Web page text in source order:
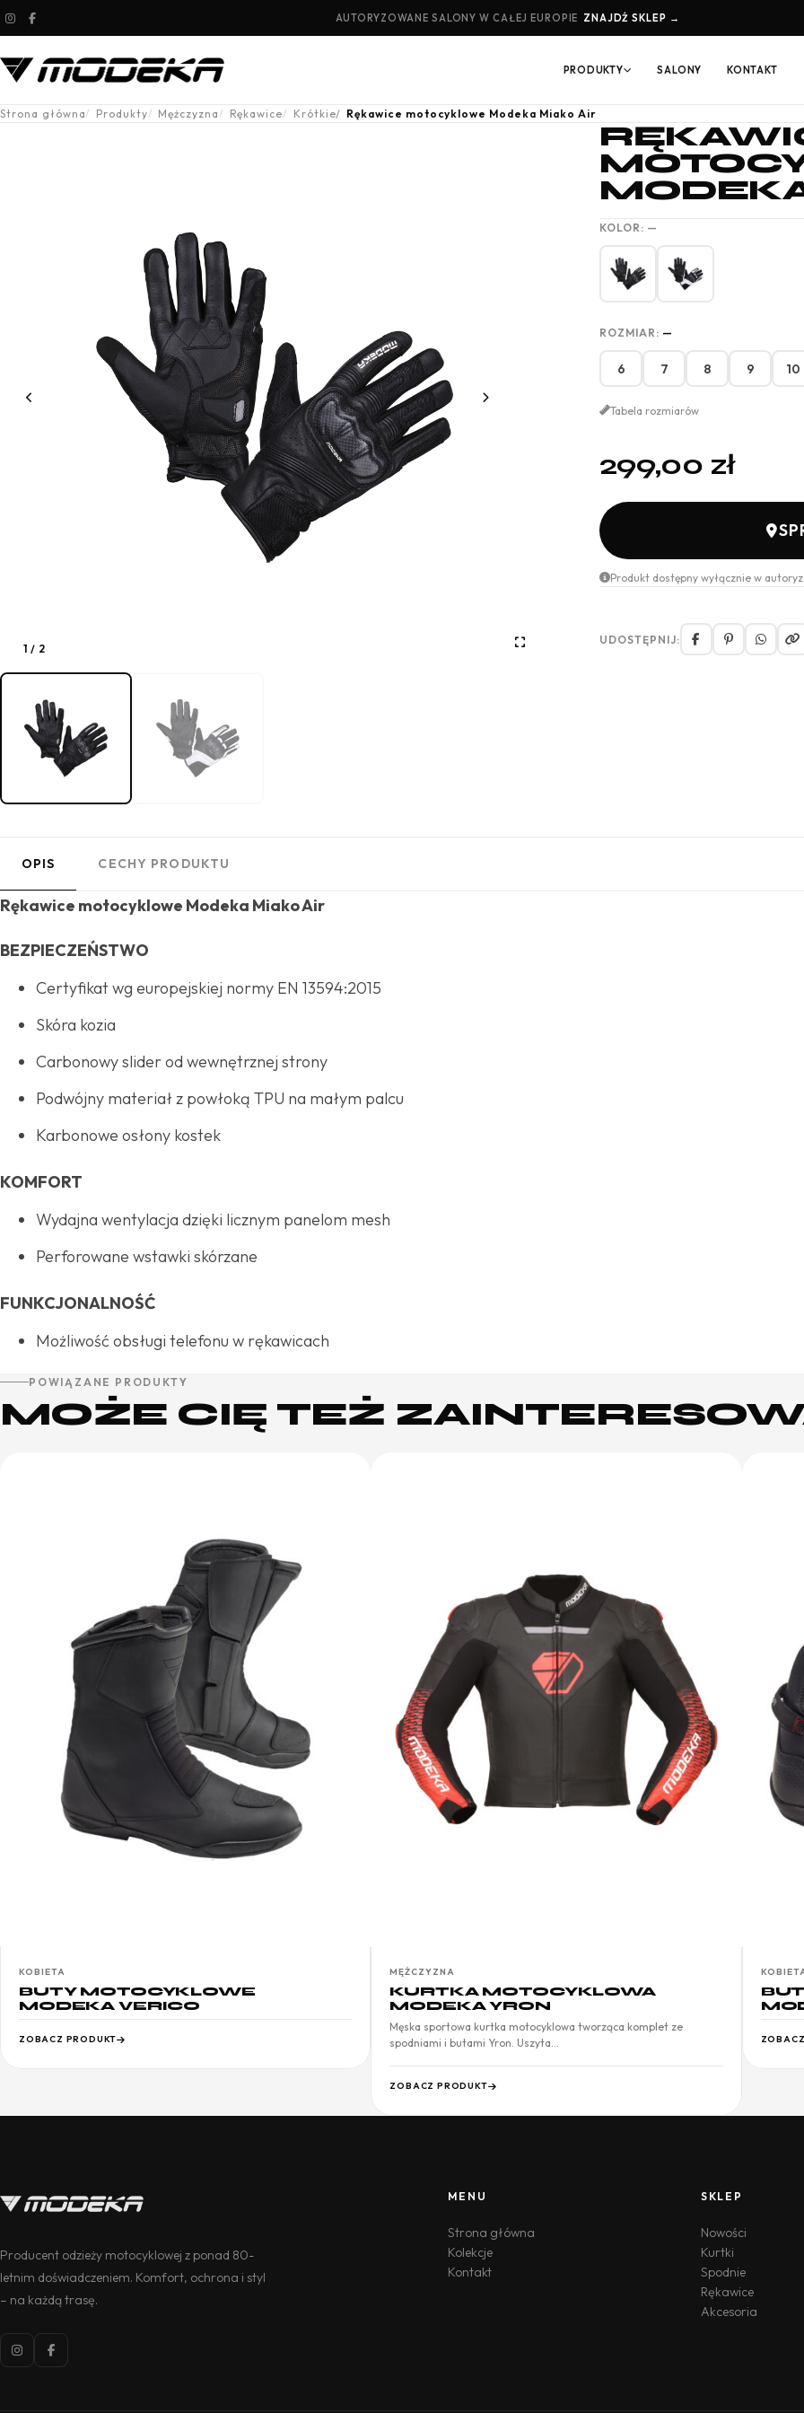
AUTORYZOWANE SALONY W CAŁEJ EUROPIE ZNAJDŹ SKLEP →
PRODUKTY SALONY KONTAKT
Strona główna Produkty Mężczyzna Rękawice Krótkie Rękawice motocyklowe Modeka Miako Air
1 / 2
KOLOR: —
ROZMIAR: —
6 7 8 9 10
Tabela rozmiarów
299,00 zł
Produkt dostępny wyłącznie w
UDOSTĘPNIJ:
OPIS CECHY PRODUKTU
Rękawice motocyklowe Modeka Miako Air
BEZPIECZEŃSTWO
Certyfikat wg europejskiej normy EN 13594:2015
Skóra kozia
Carbonowy slider od wewnętrznej strony
Podwójny materiał z powłoką TPU na małym palcu
Karbonowe osłony kostek
KOMFORT
Wydajna wentylacja dzięki licznym panelom mesh
Perforowane wstawki skórzane
FUNKCJONALNOŚĆ
Możliwość obsługi telefonu w rękawicach
POWIĄZANE PRODUKTY
MOŻE CIĘ TEŻ
KOBIETA
BUTY MOTOCYKLOWE
MODEKA VERICO
ZOBACZ PRODUKT
MĘŻCZYZNA
KURTKA MOTOCYKLOWA
MODEKA YRON
Męska sportowa kurtka motocyklowa tworząca komplet ze
spodniami i butami Yron. Uszyta…
ZOBACZ PRODUKT
Producent odzieży motocyklowej z ponad 80-
letnim doświadczeniem. Komfort, ochrona i styl
– na każdą trasę.
MENU
Strona główna
Kolekcje
Kontakt
SKLEP
Nowości
Kurtki
Spodnie
Rękawice
Akcesoria